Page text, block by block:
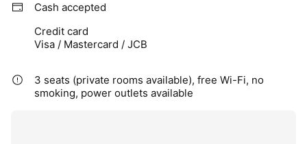
Cash accepted
Credit card
Visa / Mastercard / JCB
3 seats (private rooms available), free Wi-Fi, no
smoking, power outlets available